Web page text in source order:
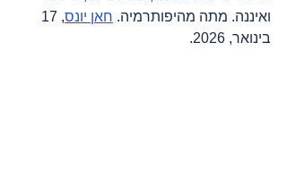
ואיננה. מתה מהיפותרמיה. חאן יונס
בינואר, 2026.